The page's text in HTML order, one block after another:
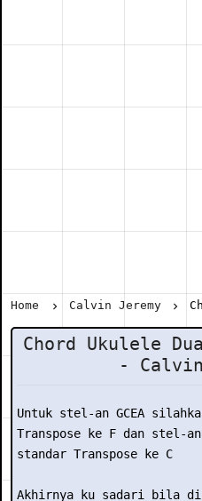
Home Calvin Jeremy
Chord Ukulele
-
Untuk stel-an GCEA
Transpose ke F dan stel-an
standar Transpose ke C
Akhirnya ku sadari bila